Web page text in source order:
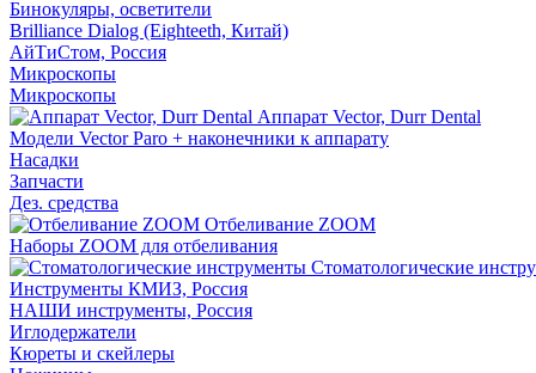
Бинокуляры, осветители
Brilliance Dialog (Eighteeth, Китай)
АйТиСтом, Россия
Микроскопы
Микроскопы
Аппарат Vector, Durr Dental
Модели Vector Paro + наконечники к аппарату
Насадки
Запчасти
Дез. средства
Отбеливание ZOOM
Наборы ZOOM для отбеливания
Стоматологические
Инструменты КМИЗ, Россия
НАШИ инструменты, Россия
Иглодержатели
Кюреты и скейлеры